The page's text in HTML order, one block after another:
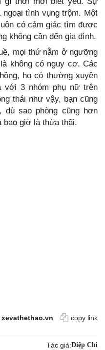
tình vụng trộm. Một
có cảm giác tìm được
không cần đến gia đình.
mọi thứ nằm ở ngưỡng
không có nguy cơ. Các
họ có thường xuyên
với 3 nhóm phụ nữ trên
thái như vậy, bạn cũng
dù sao phòng cũng hơn
bao giờ là thừa thãi.
xevathethao.vn copy link
Tác giả:Diệp Chi